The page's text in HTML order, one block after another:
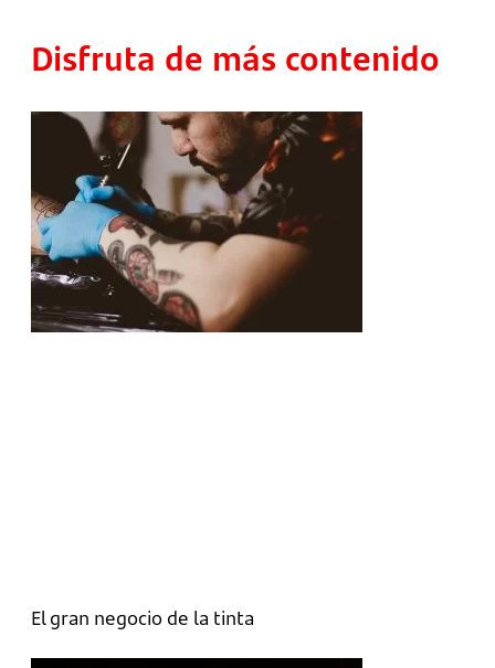
Disfruta de más contenido
El gran negocio de la tinta